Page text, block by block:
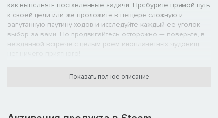
как выполнять поставленные задачи. Пробурите прямой путь
к своей цели или же проложите в пещере сложную и
запутанную паутину ходов и исследуйте каждый ее уголок —
выбор за вами. Но продвигайтесь осторожно — поверьте, в
нежданной встрече с целым роем инопланетных чудовищ
Процедурно генерируемая система пещер
Показать полное описание